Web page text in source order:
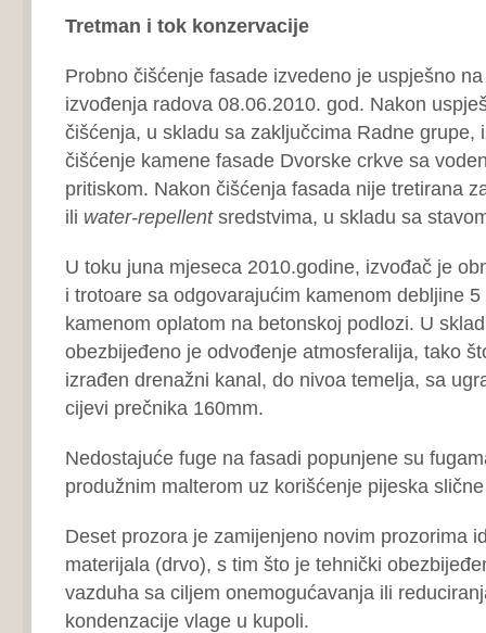
Tretman i tok konzervacije
Probno čišćenje fasade izvedeno je uspješno
izvođenja radova 08.06.2010. god. Nakon
čišćenja, u skladu sa zaključcima Radne grupe,
čišćenje kamene fasade Dvorske crkve sa
pritiskom. Nakon čišćenja fasada nije tretirana
ili water‐repellentsredstvima, u skladu sa
U toku juna mjeseca 2010.godine, izvođač je
i trotoare sa odgovarajućim kamenom debljine
kamenom oplatom na betonskoj podlozi. U
obezbijeđeno je odvođenje atmosferalija, tako
izrađen drenažni kanal, do nivoa temelja, sa
cijevi prečnika 160mm.
Nedostajuće fuge na fasadi popunjene su
produžnim malterom uz korišćenje pijeska
Deset prozora je zamijenjeno novim prozorima
materijala (drvo), s tim što je tehnički
vazduha sa ciljem onemogućavanja ili
kondenzacije vlage u kupoli.